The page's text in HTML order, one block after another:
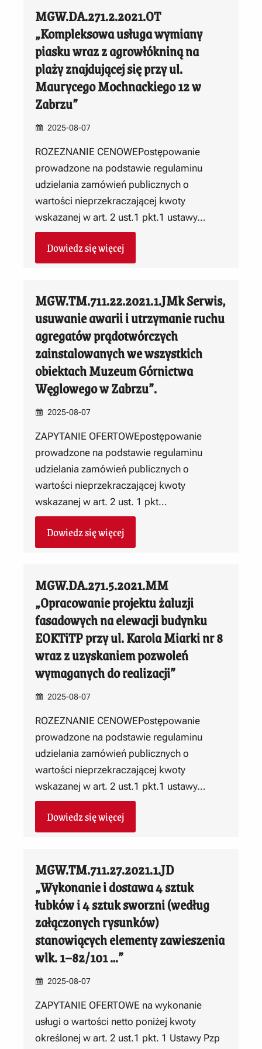
MGW.DA.271.2.2021.OT
„Kompleksowa usługa wymiany
piasku wraz z agrowłókniną na
plaży znajdującej się przy ul.
Maurycego Mochnackiego 12 w
Zabrzu”
2025-08-07
ROZEZNANIE CENOWEPostępowanie
prowadzone na podstawie regulaminu
udzielania zamówień publicznych o
wartości nieprzekraczającej kwoty
wskazanej w art. 2 ust.1 pkt.1 ustawy…
Dowiedz się więcej
MGW.TM.711.22.2021.1.JMk Serwis,
usuwanie awarii i utrzymanie ruchu
agregatów prądotwórczych
zainstalowanych we wszystkich
obiektach Muzeum Górnictwa
Węglowego w Zabrzu”.
2025-08-07
ZAPYTANIE OFERTOWEpostępowanie
prowadzone na podstawie regulaminu
udzielania zamówień publicznych o
wartości nieprzekraczającej kwoty
wskazanej w art. 2 ust. 1 pkt…
Dowiedz się więcej
MGW.DA.271.5.2021.MM
„Opracowanie projektu żaluzji
fasadowych na elewacji budynku
EOKTiTP przy ul. Karola Miarki nr 8
wraz z uzyskaniem pozwoleń
wymaganych do realizacji”
2025-08-07
ROZEZNANIE CENOWEPostępowanie
prowadzone na podstawie regulaminu
udzielania zamówień publicznych o
wartości nieprzekraczającej kwoty
wskazanej w art. 2 ust.1 pkt.1 ustawy…
Dowiedz się więcej
MGW.TM.711.27.2021.1.JD
„Wykonanie i dostawa 4 sztuk
łubków i 4 sztuk sworzni (według
załączonych rysunków)
stanowiących elementy zawieszenia
wlk. 1–82/101 …”
2025-08-07
ZAPYTANIE OFERTOWE na wykonanie
usługi o wartości netto poniżej kwoty
określonej w art. 2 ust.1 pkt. 1 Ustawy Pzp